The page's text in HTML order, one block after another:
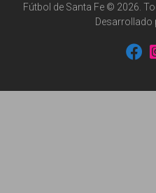
Fútbol de Santa Fe © 2026.
Desarrollado